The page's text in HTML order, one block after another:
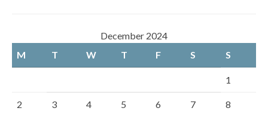
December 2024
M
T W T F S S
1
2 3 4 5 6 7 8